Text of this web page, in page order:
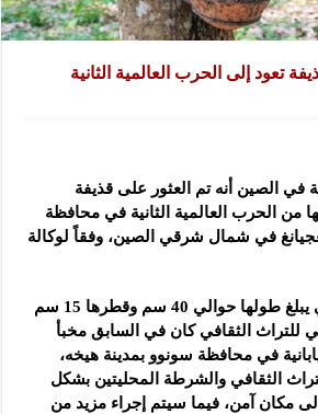
تعود إلى الحرب العالمية الثانية
في الصين أنه تم العثور على قذيفة
من الحرب العالمية الثانية في محافظة
في شمال شرقي الصين، وفقاً لوكالة
وعُثر على القذيفة التي يبلغ طولها حوالي 40 سم وقطرها 15 سم
للتراث الثقافي كان في السابق مخبأ
في محافظة سونوو بمدينة هيخه،
الثقافي والشرطة المحليتين بشكل
مكان آمن، فيما سيتم إجراء مزيد من